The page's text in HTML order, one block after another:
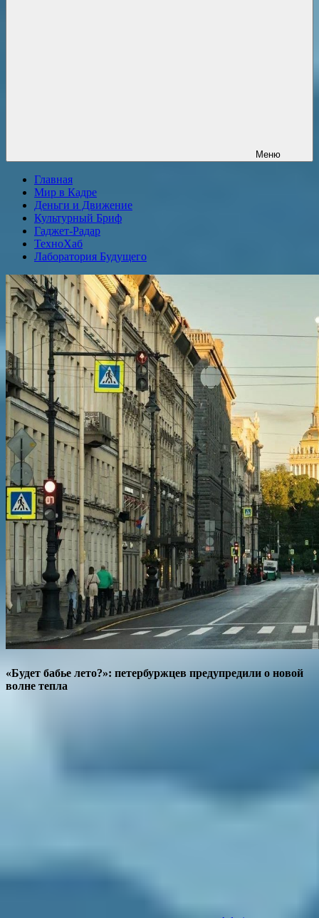
Меню
Главная
Мир в Кадре
Деньги и Движение
Культурный Бриф
Гаджет-Радар
ТехноХаб
Лаборатория Будущего
«Будет бабье лето?»: петербуржцев предупредили о новой
волне тепла